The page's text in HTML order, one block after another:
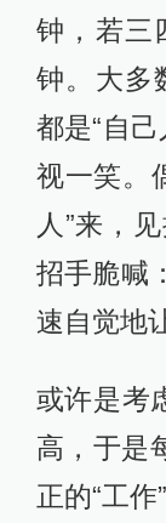
钟，若三
钟。大多
都是“自
视一笑。
人”来，
招手脆喊
速自觉地
或许是考
高，于是
正的“工